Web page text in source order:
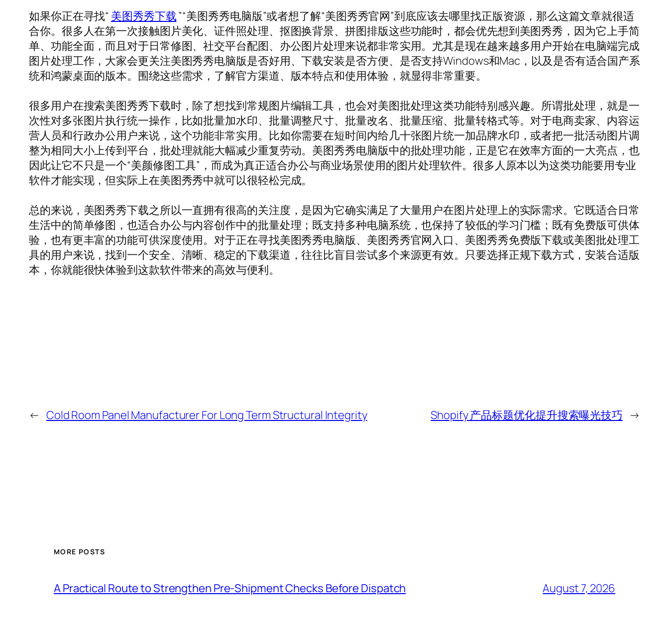
如果你正在寻找“ 美图秀秀下载”“美图秀秀电脑版”或者想了解“美图秀秀官网”到底应该去哪里找正版资源，那么这篇文章就很适
合你。很多人在第一次接触图片美化、证件照处理、抠图换背景、拼图排版这些功能时，都会优先想到美图秀秀，因为它上手简
单、功能全面，而且对于日常修图、社交平台配图、办公图片处理来说都非常实用。尤其是现在越来越多用户开始在电脑端完成
图片处理工作，大家会更关注美图秀秀电脑版是否好用、下载安装是否方便、是否支持Windows和Mac，以及是否有适合国产系
统和鸿蒙桌面的版本。围绕这些需求，了解官方渠道、版本特点和使用体验，就显得非常重要。
很多用户在搜索美图秀秀下载时，除了想找到常规图片编辑工具，也会对美图批处理这类功能特别感兴趣。所谓批处理，就是一
次性对多张图片执行统一操作，比如批量加水印、批量调整尺寸、批量改名、批量压缩、批量转格式等。对于电商卖家、内容运
营人员和行政办公用户来说，这个功能非常实用。比如你需要在短时间内给几十张图片统一加品牌水印，或者把一批活动图片调
整为相同大小上传到平台，批处理就能大幅减少重复劳动。美图秀秀电脑版中的批处理功能，正是它在效率方面的一大亮点，也
因此让它不只是一个“美颜修图工具”，而成为真正适合办公与商业场景使用的图片处理软件。很多人原本以为这类功能要用专业
软件才能实现，但实际上在美图秀秀中就可以很轻松完成。
总的来说，美图秀秀下载之所以一直拥有很高的关注度，是因为它确实满足了大量用户在图片处理上的实际需求。它既适合日常
生活中的简单修图，也适合办公与内容创作中的批量处理；既支持多种电脑系统，也保持了较低的学习门槛；既有免费版可供体
验，也有更丰富的功能可供深度使用。对于正在寻找美图秀秀电脑版、美图秀秀官网入口、美图秀秀免费版下载或美图批处理工
具的用户来说，找到一个安全、清晰、稳定的下载渠道，往往比盲目尝试多个来源更有效。只要选择正规下载方式，安装合适版
本，你就能很快体验到这款软件带来的高效与便利。
← Cold Room Panel Manufacturer For Long Term Structural Integrity Shopify 产品标题优化提升搜索曝光技巧 →
MORE POSTS
A Practical Route to Strengthen Pre-Shipment Checks Before Dispatch August 7, 2026